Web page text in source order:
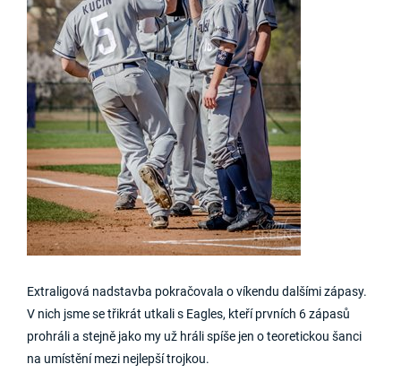
Extraligová nadstavba pokračovala o víkendu dalšími zápasy.
V nich jsme se třikrát utkali s Eagles, kteří prvních 6 zápasů
prohráli a stejně jako my už hráli spíše jen o teoretickou šanci
na umístění mezi nejlepší trojkou.